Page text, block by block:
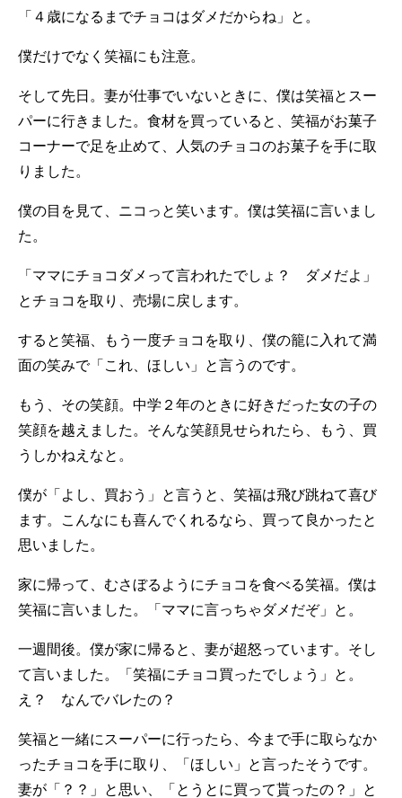
「４歳になるまでチョコはダメだからね」と。
僕だけでなく笑福にも注意。
そして先日。妻が仕事でいないときに、僕は笑福とスー
パーに行きました。食材を買っていると、笑福がお菓子
コーナーで足を止めて、人気のチョコのお菓子を手に取
りました。
僕の目を見て、ニコっと笑います。僕は笑福に言いまし
た。
「ママにチョコダメって言われたでしょ？ ダメだよ」
とチョコを取り、売場に戻します。
すると笑福、もう一度チョコを取り、僕の籠に入れて満
面の笑みで「これ、ほしい」と言うのです。
もう、その笑顔。中学２年のときに好きだった女の子の
笑顔を越えました。そんな笑顔見せられたら、もう、買
うしかねえなと。
僕が「よし、買おう」と言うと、笑福は飛び跳ねて喜び
ます。こんなにも喜んでくれるなら、買って良かったと
思いました。
家に帰って、むさぼるようにチョコを食べる笑福。僕は
笑福に言いました。「ママに言っちゃダメだぞ」と。
一週間後。僕が家に帰ると、妻が超怒っています。そし
て言いました。「笑福にチョコ買ったでしょう」と。
え？ なんでバレたの？
笑福と一緒にスーパーに行ったら、今まで手に取らなか
ったチョコを手に取り、「ほしい」と言ったそうです。
妻が「？？」と思い、「とうとに買って貰ったの？」と